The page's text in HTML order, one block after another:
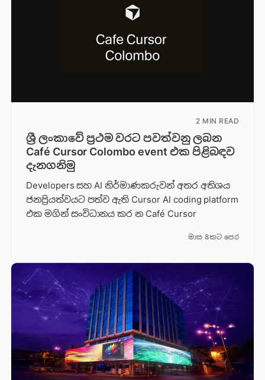
2 MIN READ
ශ්‍රී ලංකාවේ ප්‍රථම වරට පවත්වනු ලබන
Café Cursor Colombo event එක පිළිබඳව
දැනගනිමු
Developers සහ AI නිර්මාණකරුවන් අතර අතිශය
ජනප්‍රියත්වයට පත්ව ඇති Cursor AI coding platform
එක මගින් සංවිධානය කර න Café Cursor
මාස 8කට පෙර